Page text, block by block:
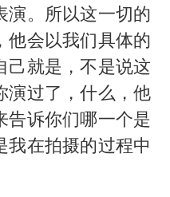
演。所以这一切的
他会以我们具体的
己就是，不是说这
演过了，什么，他
告诉你们哪一个是
我在拍摄的过程中